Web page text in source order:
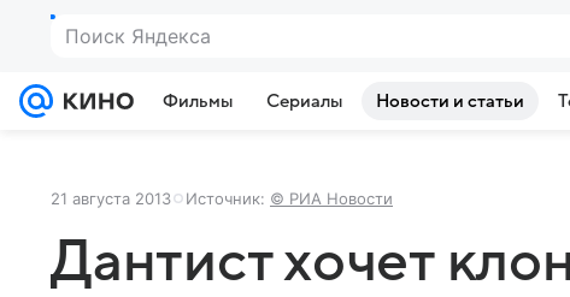
Поиск Яндекса
Фильмы Сериалы Новости и статьи
21 августа 2013 Источник: © РИА Новости
Дантист хочет